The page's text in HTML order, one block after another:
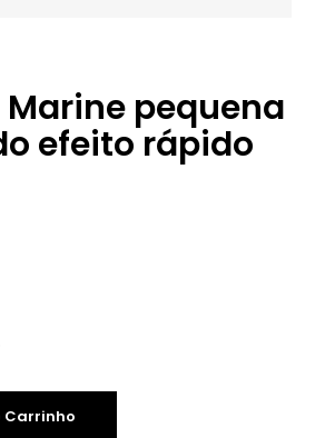
pequena
efeito rápido
Carrinho